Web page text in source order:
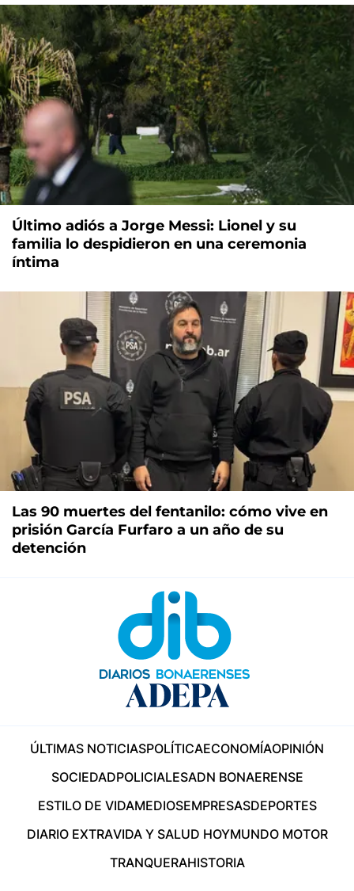
Último adiós a Jorge Messi: Lionel y su
familia lo despidieron en una ceremonia
íntima
Las 90 muertes del fentanilo: cómo vive en
prisión García Furfaro a un año de su
detención
ÚLTIMAS NOTICIASPOLÍTICAECONOMÍAOPINIÓN
SOCIEDADPOLICIALESADN BONAERENSE
ESTILO DE VIDAMEDIOSEMPRESASDEPORTES
DIARIO EXTRAVIDA Y SALUD HOYMUNDO MOTOR
TRANQUERAHISTORIA